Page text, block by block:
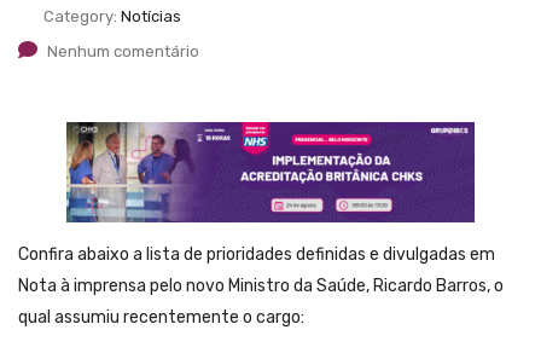
Category: Notícias
Nenhum comentário
Confira abaixo a lista de prioridades definidas e divulgadas em
Nota à imprensa pelo novo Ministro da Saúde, Ricardo Barros, o
qual assumiu recentemente o cargo: